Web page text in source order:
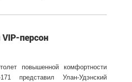
персон
повышенной комфортности
представил Улан-Удэнский